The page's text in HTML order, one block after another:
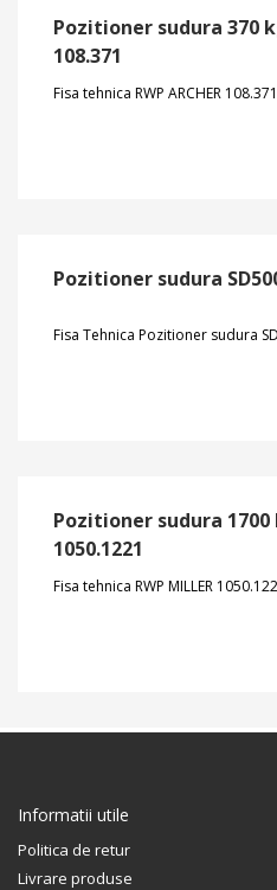
Pozitioner sudura 370
108.371
Fisa tehnica RWP ARCHER 108.371
Pozitioner sudura
Fisa Tehnica Pozitioner sudura
Pozitioner sudura 1700
1050.1221
Fisa tehnica RWP MILLER
Informatii utile
Politica de retur
Livrare produse